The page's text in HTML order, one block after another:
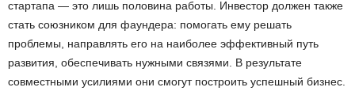
стартапа — это лишь половина работы. Инвестор должен также
стать союзником для фаундера: помогать ему решать
проблемы, направлять его на наиболее эффективный путь
развития, обеспечивать нужными связями. В результате
совместными усилиями они смогут построить успешный бизнес.